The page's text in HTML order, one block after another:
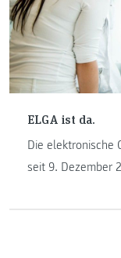
ELGA ist da.
Die elektronische
seit 9. Dezember